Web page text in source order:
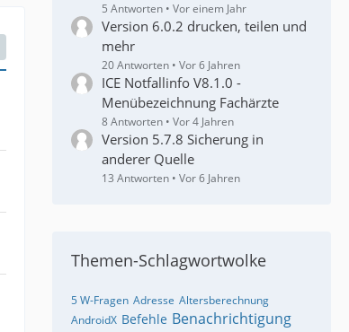
5 Antworten Vor einem Jahr
Version 6.0.2 drucken, teilen und
mehr
20 Antworten Vor 6 Jahren
ICE Notfallinfo V8.1.0 -
Menübezeichnung Fachärzte
8 Antworten Vor 4 Jahren
Version 5.7.8 Sicherung in
anderer Quelle
13 Antworten Vor 6 Jahren
Themen-Schlagwortwolke
5 W-Fragen Adresse Altersberechnung
AndroidX Befehle Benachrichtigung